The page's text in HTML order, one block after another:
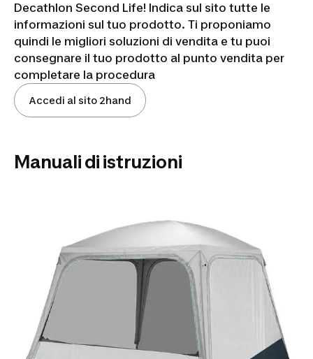
Decathlon Second Life! Indica sul sito tutte le
informazioni sul tuo prodotto. Ti proponiamo
quindi le migliori soluzioni di vendita e tu puoi
consegnare il tuo prodotto al punto vendita per
completare la procedura
Accedi al sito 2hand
Manuali di istruzioni